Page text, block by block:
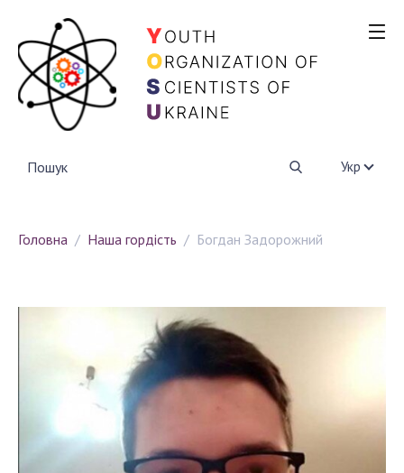
Укр
ПРО НАС
Напрями діяльності
Партнерство
НАША ГОРДІСТЬ
КОНТАКТИ
Політика конфіденційності
Головна Наша гордість Богдан Задорожний